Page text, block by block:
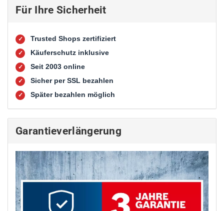
Für Ihre Sicherheit
✓ Trusted Shops zertifiziert
✓ Käuferschutz inklusive
✓ Seit 2003 online
✓ Sicher per SSL bezahlen
✓ Später bezahlen möglich
Garantieverlängerung